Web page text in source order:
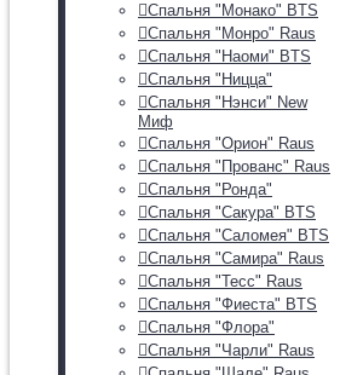
Спальня "Монако" BTS
Спальня "Монро" Raus
Спальня "Наоми" BTS
Спальня "Ницца"
Спальня "Нэнси" New
Миф
Спальня "Орион" Raus
Спальня "Прованс" Raus
Спальня "Ронда"
Спальня "Сакура" BTS
Спальня "Саломея" BTS
Спальня "Самира" Raus
Спальня "Тесс" Raus
Спальня "Фиеста" BTS
Спальня "Флора"
Спальня "Чарли" Raus